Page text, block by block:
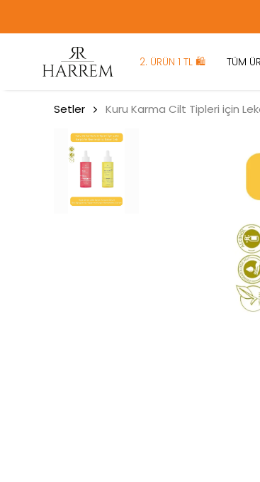
2. ÜRÜN 1 TL 🛍️ TÜM
Setler Kuru Karma Cilt Tipleri için